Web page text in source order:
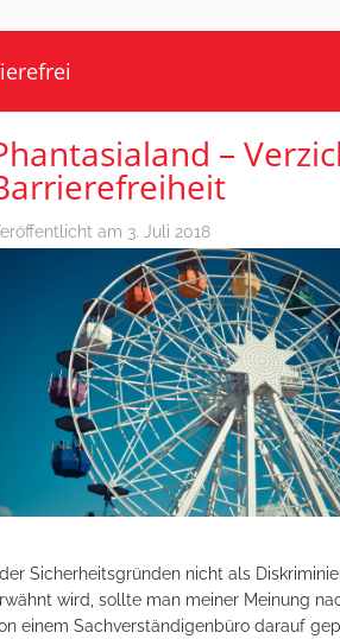
–
am 3. Juli 2018
Sicherheitsgründen nicht als
wird, sollte man meiner Meinung
einem Sachverständigenbüro darauf